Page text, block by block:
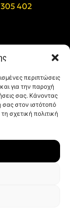
περιπτώσεις
για την παροχή
σας. Κάνοντας
σας στον ιστότοπό
σχετική πολιτική
402